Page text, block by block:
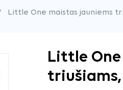
Little One maistas jauniems
Little
triušiams,